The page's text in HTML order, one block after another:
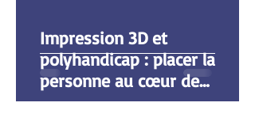
Impression 3D et
polyhandicap : placer la
personne au cœur de
l'innovation